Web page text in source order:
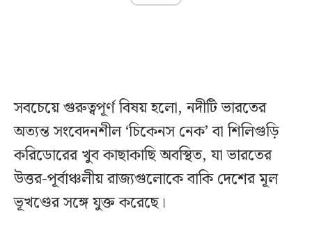
সবচেয়ে গুরুত্বপূর্ণ বিষয় হলো, নদীটি ভারতের
অত্যন্ত সংবেদনশীল ‘চিকেনস নেক’ বা শিলিগুড়ি
করিডোরের খুব কাছাকাছি অবস্থিত, যা ভারতের
উত্তর-পূর্বাঞ্চলীয় রাজ্যগুলোকে বাকি দেশের মূল
ভূখণ্ডের সঙ্গে যুক্ত করেছে।